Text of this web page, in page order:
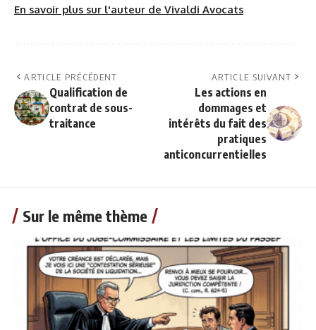
En savoir plus sur l'auteur de Vivaldi Avocats
ARTICLE PRÉCÉDENT
Qualification de
contrat de sous-
traitance
ARTICLE SUIVANT
Les actions en
dommages et
intérêts du fait des
pratiques
anticoncurrentielles
Sur le même thème